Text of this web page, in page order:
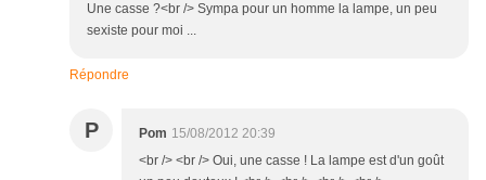
Une casse ?<br /> Sympa pour un homme la lampe, un peu
sexiste pour moi ...
Répondre
P Pom 15/08/2012 20:39
<br /> <br /> Oui, une casse ! La lampe est d'un goût